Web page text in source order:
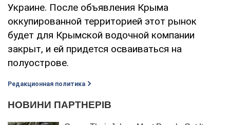
Украине. После объявления Крыма
оккупированной территорией этот рынок
будет для Крымской водочной компании
закрыт, и ей придется осваиваться на
полуострове.
Редакционная политика